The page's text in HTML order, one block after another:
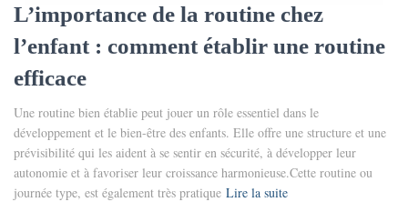
L’importance de la routine chez
l’enfant : comment établir une routine
efficace
Une routine bien établie peut jouer un rôle essentiel dans le
développement et le bien-être des enfants. Elle offre une structure et une
prévisibilité qui les aident à se sentir en sécurité, à développer leur
autonomie et à favoriser leur croissance harmonieuse.Cette routine ou
journée type, est également très pratique Lire la suite